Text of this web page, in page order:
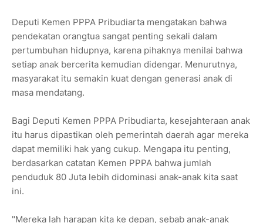
‎Deputi Kemen PPPA Pribudiarta mengatakan bahwa
pendekatan orangtua sangat penting sekali dalam
pertumbuhan hidupnya, karena pihaknya menilai bahwa
setiap anak bercerita kemudian didengar. Menurutnya,
masyarakat itu semakin kuat dengan generasi anak di
masa mendatang.
‎Bagi Deputi Kemen PPPA Pribudiarta, kesejahteraan anak
itu harus dipastikan oleh pemerintah daerah agar mereka
dapat memiliki hak yang cukup. Mengapa itu penting,
berdasarkan catatan Kemen PPPA bahwa jumlah
penduduk 80 Juta lebih didominasi anak-anak kita saat
ini.
‎"Mereka lah harapan kita ke depan, sebab anak-anak